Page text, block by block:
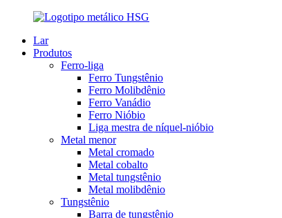
Lar
Produtos
Ferro-liga
Ferro Tungstênio
Ferro Molibdênio
Ferro Vanádio
Ferro Nióbio
Liga mestra de níquel-nióbio
Metal menor
Metal cromado
Metal cobalto
Metal tungstênio
Metal molibdênio
Tungstênio
Barra de tungstênio